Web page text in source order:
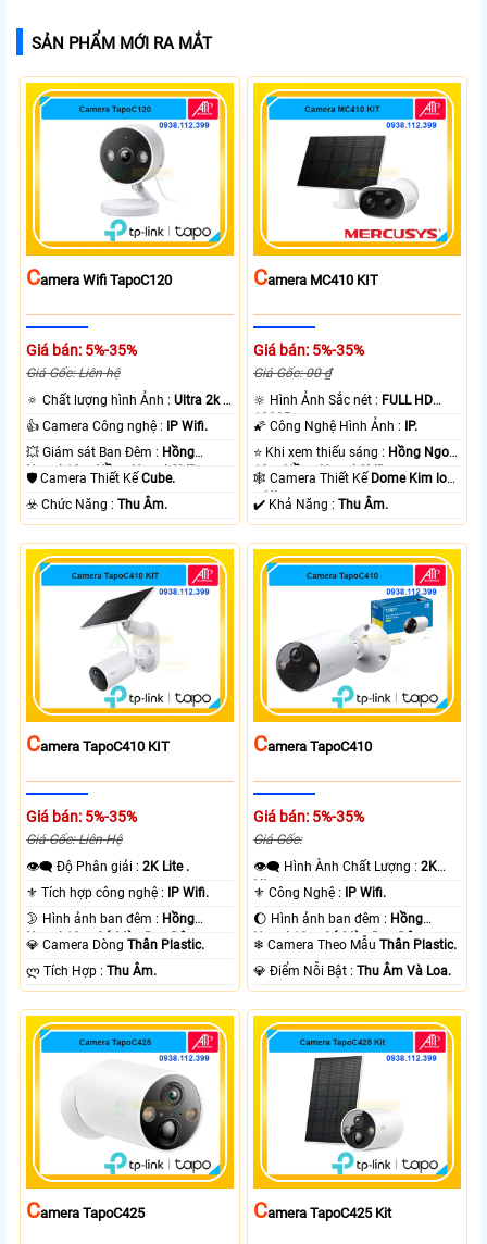
SẢN PHẨM MỚI RA MẮT
CAmera Wifi TapoC120
Giá bán: 5%-35%
Giá Gốc: Liên hệ
🔅 Chất lượng hình Ảnh :Ultra 2k +
.
👍 Camera Công nghệ : IP Wifi.
💥 Giám sát Ban Đêm : Hồng
Ngoại 10m Hồng Ngoại SMD.
🛡 Camera Thiết KếCube.
️☣️ Chức Năng :Thu Âm.
CAmera MC410 KIT
Giá bán: 5%-35%
Giá Gốc: 00 ₫
🔆 Hình Ảnh Sắc nét : FULL HD
1080P .
🌠 Công Nghệ Hình Ảnh : IP.
⭐ Khi xem thiếu sáng : Hồng Ngoại
10m Hồng Ngoại SMD.
🕸️ Camera Thiết Kế Dome Kim loại
+ Nhựa.
️✔️ Khả Năng :Thu Âm.
CAmera TapoC410 KIT
Giá bán: 5%-35%
Giá Gốc: Liên Hệ
👁️‍🗨 Độ Phân giải :2K Lite .
⚜️ Tích hợp công nghệ : IP Wifi.
🌛 Hình ảnh ban đêm : Hồng
Ngoại 10m Có Màu Ban Ðêm.
💎 Camera DòngThân Plastic.
️ლ Tích Hợp :Thu Âm.
CAmera TapoC410
Giá bán: 5%-35%
Giá Gốc:
👁️‍🗨 Hình Ành Chất Lượng :2K
Lite .
⚜️ Công Nghệ : IP Wifi.
🌔 Hình ảnh ban đêm : Hồng
Ngoại 10m Có Màu Ban Ðêm.
❄ Camera Theo MẫuThân Plastic.
️💎 Điểm Nỗi Bật :Thu Âm Và Loa.
CAmera TapoC425 CAmera TapoC425 Kit